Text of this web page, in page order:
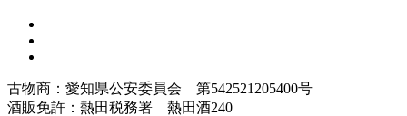
古物商：愛知県公安委員会 第542521205400号
酒販免許：熱田税務署 熱田酒240